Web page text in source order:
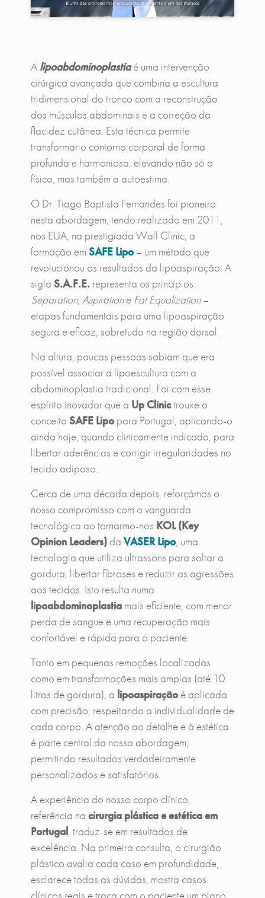
A lipoabdominoplastiaé uma intervenção
cirúrgica avançada que combina a escultura
tridimensional do tronco com a reconstrução
dos músculos abdominais e a correção da
flacidez cutânea. Esta técnica permite
transformar o contorno corporal de forma
profunda e harmoniosa, elevando não só o
físico, mas também a autoestima.
O Dr. Tiago Baptista Fernandes foi pioneiro
nesta abordagem, tendo realizado em 2011,
nos EUA, na prestigiada Wall Clinic, a
formação em SAFE Lipo– um método que
revolucionou os resultados da lipoaspiração. A
sigla S.A.F.E.representa os princípios:
Separation, Aspiratione Fat Equalization–
etapas fundamentais para uma lipoaspiração
segura e eficaz, sobretudo na região dorsal.
Na altura, poucas pessoas sabiam que era
possível associar a lipoescultura com a
abdominoplastia tradicional. Foi com esse
espírito inovador que a Up Clinictrouxe o
conceito SAFE Lipopara Portugal, aplicando-o
ainda hoje, quando clinicamente indicado, para
libertar aderências e corrigir irregularidades no
tecido adiposo.
Cerca de uma década depois, reforçámos o
nosso compromisso com a vanguarda
tecnológica ao tornarmo-nos KOL (Key
Opinion Leaders)da VASER Lipo, uma
tecnologia que utiliza ultrassons para soltar a
gordura, libertar fibroses e reduzir as agressões
aos tecidos. Isto resulta numa
lipoabdominoplastiamais eficiente, com menor
perda de sangue e uma recuperação mais
confortável e rápida para o paciente.
Tanto em pequenas remoções localizadas
como em transformações mais amplas (até 10
litros de gordura), a lipoaspiraçãoé aplicada
com precisão, respeitando a individualidade de
cada corpo. A atenção ao detalhe e à estética
é parte central da nossa abordagem,
permitindo resultados verdadeiramente
personalizados e satisfatórios.
A experiência do nosso corpo clínico,
referência na cirurgia plástica e estética em
Portugal, traduz-se em resultados de
excelência. Na primeira consulta, o cirurgião
plástico avalia cada caso em profundidade,
esclarece todas as dúvidas, mostra casos